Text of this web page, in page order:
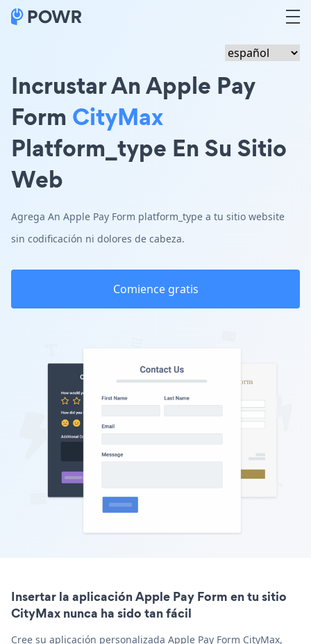
Incrustar An Apple Pay
Form CityMax
Platform_type En Su Sitio
Web
Agrega An Apple Pay Form platform_type a tu sitio website
sin codificación ni dolores de cabeza.
Comience gratis
Insertar la aplicación Apple Pay Form en tu sitio
CityMax nunca ha sido tan fácil
Cree su aplicación personalizada Apple Pay Form CityMax,